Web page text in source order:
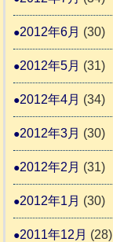
2012年6月 (30)
2012年5月 (31)
2012年4月 (34)
2012年3月 (30)
2012年2月 (31)
2012年1月 (30)
2011年12月 (28)